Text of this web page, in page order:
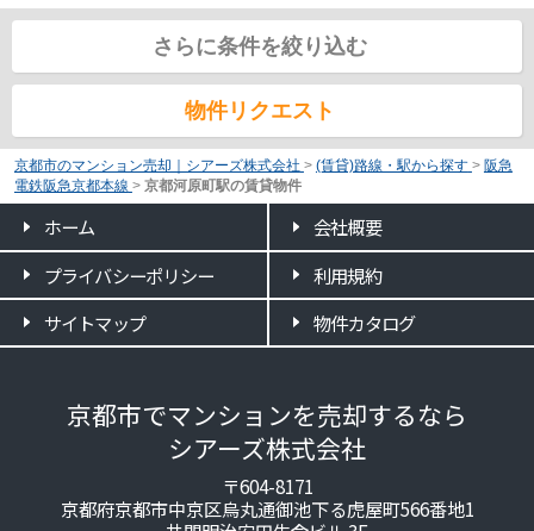
さらに条件を絞り込む
物件リクエスト
京都市のマンション売却｜シアーズ株式会社 > (賃貸)路線・駅から探す > 阪急
電鉄阪急京都本線 > 京都河原町駅の賃貸物件
ホーム
会社概要
プライバシーポリシー
利用規約
サイトマップ
物件カタログ
京都市でマンションを売却するなら
シアーズ株式会社
〒604-8171
京都府京都市中京区烏丸通御池下る虎屋町566番地1